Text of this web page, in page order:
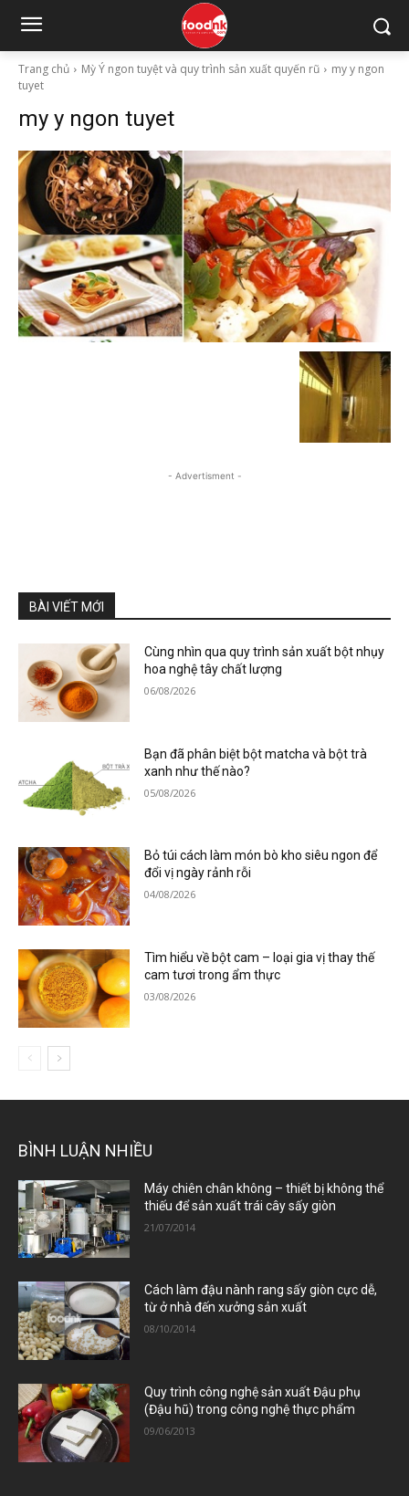
Trang chủ Mỳ Ý ngon tuyệt và quy trình sản xuất quyến rũ
my y ngon
tuyet
my y ngon tuyet
- Advertisment -
BÀI VIẾT MỚI
Cùng nhìn qua quy trình sản xuất bột nhụy
hoa nghệ tây chất lượng
06/08/2026
Bạn đã phân biệt bột matcha và bột trà
xanh như thế nào?
05/08/2026
Bỏ túi cách làm món bò kho siêu ngon để
đổi vị ngày rảnh rỗi
04/08/2026
Tìm hiểu về bột cam – loại gia vị thay thế
cam tươi trong ẩm thực
03/08/2026
BÌNH LUẬN NHIỀU
Máy chiên chân không – thiết bị không thể
thiếu để sản xuất trái cây sấy giòn
21/07/2014
Cách làm đậu nành rang sấy giòn cực dễ,
từ ở nhà đến xưởng sản xuất
08/10/2014
Quy trình công nghệ sản xuất Đậu phụ
(Đậu hũ) trong công nghệ thực phẩm
09/06/2013